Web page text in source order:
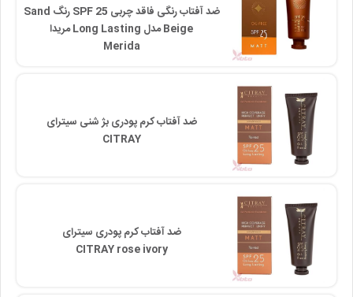
ضد آفتاب رنگی فاقد چربی SPF 25 رنگ Sand
Beige مدل Long Lasting مریدا
Merida
ضد آفتاب کرم پودری بژ شنی سیترای
CITRAY
ضد آفتاب کرم پودری سیترای
CITRAY rose ivory